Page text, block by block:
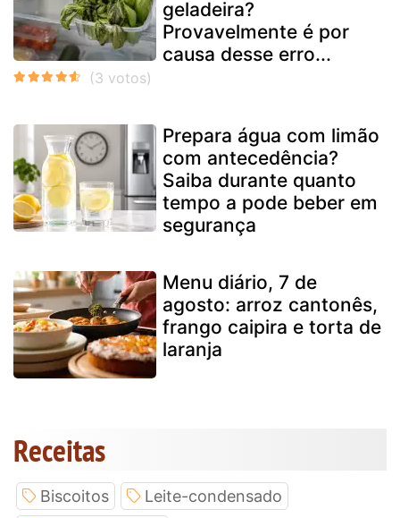
geladeira?
Provavelmente é por
causa desse erro...
Prepara água com limão
com antecedência?
Saiba durante quanto
tempo a pode beber em
segurança
Menu diário, 7 de
agosto: arroz cantonês,
frango caipira e torta de
laranja
Receitas
Biscoitos
Leite-condensado